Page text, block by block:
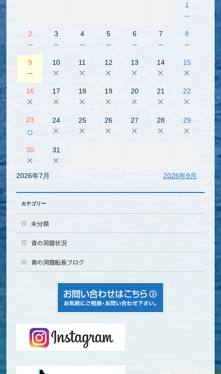
1
－
2
－
3
－
4
－
5
－
6
－
7
－
8
－
9
－
10
×
11
×
12
×
13
×
14
×
15
×
16
×
17
×
18
×
19
×
20
×
21
×
22
×
23
○
24
×
25
×
26
×
27
×
28
×
29
×
30
×
31
×
2026年7月 2026年9月
カテゴリー
未分類
青の洞窟状況
青の洞窟船長ブログ